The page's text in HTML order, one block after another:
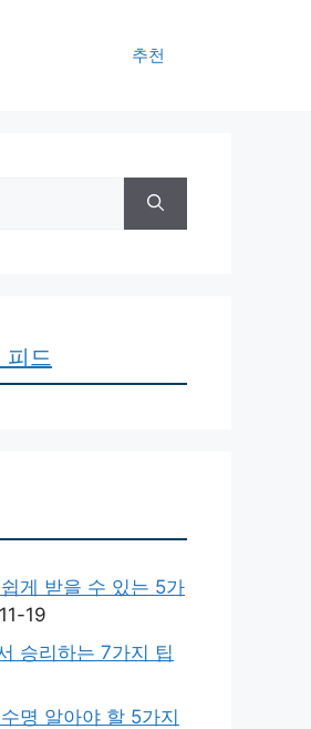
추천
피드
게 받을 수 있는 5가
19
승리하는 7가지 팁
명 알아야 할 5가지